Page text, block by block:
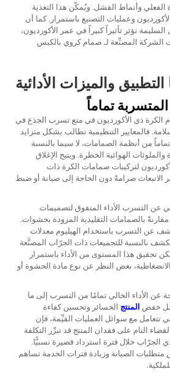
الفعلي وأنماط الفشل. ويُمكّن هذا التغذية
وعمليات التصنيع باستمرار. كما أن
تؤثر تأثيراً كبيراً في عمر الأكورديون،
الشركة المصنِّعة لـ صمام كروي بالكيس
التطبيق والميزات الأدائية
المتسربة تماماً
الكرة ذي الأكورديون في منع تسرب الجذع في
فالمعايير التنظيمية تطالب بشكل متزايد
تماماً من أنظمة الصمامات، لا سيما بالنسبة
الهوائية الخطرة. ويتيح الإغلاق
لتركيبات صمامات الكرة ذات
الانبعاث صرامةً دون الحاجة إلى صيانة أو ضبط
عن التسرب الأداء المتفوق لتصميمات
بالصمامات التقليدية المزودة بحشوات.
عن التسرب باستخدام الهيليوم معدلات
بالنسبة للتجميعات ذات الجرّاب المصنَّعة
تحقيق هذا المستوى من الأداء باستمرار
بغض النظر عن نوع مادة الحشوة أو
عن الأداء الخالي تمامًا من التسرب إلى ما
خفض المنتج
الخسائر وتحسين كفاءة
تتعامل مع سوائل العمليات القيِّمة، فإن
التام على فقدان المنتج قد تبرِّر التكلفة
ذي الجرّاب خلال فترة استرداد قصيرة نسبيًّا.
الصيانة وزيادة فترات الخدمة تساهم